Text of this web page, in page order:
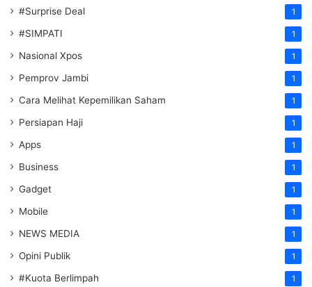
#Surprise Deal 1
#SIMPATI 1
Nasional Xpos 1
Pemprov Jambi 1
Cara Melihat Kepemilikan Saham 1
Persiapan Haji 1
Apps 1
Business 1
Gadget 1
Mobile 1
NEWS MEDIA 1
Opini Publik 1
#Kuota Berlimpah 1